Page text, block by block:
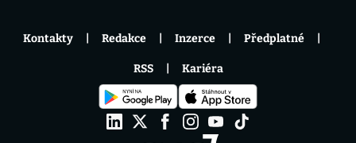
Kontakty Redakce Inzerce Předplatné
RSS Kariéra